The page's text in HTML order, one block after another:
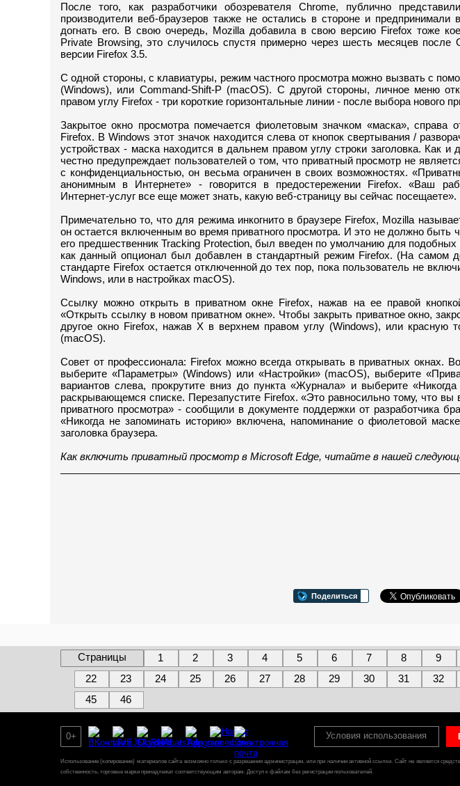
После того, как разработчики обозревателя Chrome, публично
производители веб-браузеров также не остались в стороне и предпринимали
догнать его. В свою очередь, Mozilla добавила в свою версию Firefox тоже
Private Browsing, это случилось спустя примерно через шесть месяцев после
версии Firefox 3.5.
С одной стороны, с клавиатуры, режим частного просмотра можно вызвать с
(Windows), или Command-Shift-P (macOS). С другой стороны, личное меню
правом углу Firefox - три короткие горизонтальные линии - после выбора нового
Закрытое окно просмотра помечается фиолетовым значком «маска», справа
Firefox. В Windows этот значок находится слева от кнопок свертывания /
устройствах - маска находится в дальнем правом углу строки заголовка. Как и
честно предупреждает пользователей о том, что приватный просмотр не
с конфиденциальностью, он весьма ограничен в своих возможностях.
анонимным в Интернете» - говорится в предостережении Firefox. «Ваш
Интернет-услуг все еще может знать, какую веб-страницу вы сейчас посещаете».
Примечательно то, что для режима инкогнито в браузере Firefox, Mozilla
он остается включенным во время приватного просмотра. И это не должно быть
его предшественник Tracking Protection, был введен по умолчанию для подобных
как данный опционал был добавлен в стандартный режим Firefox. (На самом
стандарте Firefox остается отключенной до тех пор, пока пользователь не
Windows, или в настройках macOS).
Ссылку можно открыть в приватном окне Firefox, нажав на ее правой
«Открыть ссылку в новом приватном окне». Чтобы закрыть приватное окно,
другое окно Firefox, нажав X в верхнем правом углу (Windows), или красную
(macOS).
Совет от профессионала: Firefox можно всегда открывать в приватных окнах.
выберите «Параметры» (Windows) или «Настройки» (macOS), выберите
вариантов слева, прокрутите вниз до пункта «Журнала» и выберите
раскрывающемся списке. Перезапустите Firefox. «Это равносильно тому, что вы
приватного просмотра» - сообщили в документе поддержки от разработчика
«Никогда не запоминать историю» включена, напоминание о фиолетовой
заголовка браузера.
Как включить приватный просмотр в Microsoft Edge, читайте в нашей
Поделиться
Страницы 1 3 4 6 7 8 9
5
2
24
23
22 25 26 27 28 29 30 31 32
45
46
Условия использования
0+
Использование (копирование) материалов сайта возможно только с разрешения администрации, или при наличии активной ссылки. Сайт не является
собственность, торговые марки принадлежат соответствующим авторам. Доступ к файлам без регистрации пользователей.